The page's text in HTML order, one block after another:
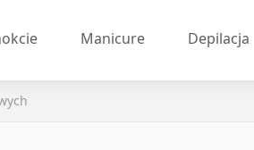
Manicure Depilacja